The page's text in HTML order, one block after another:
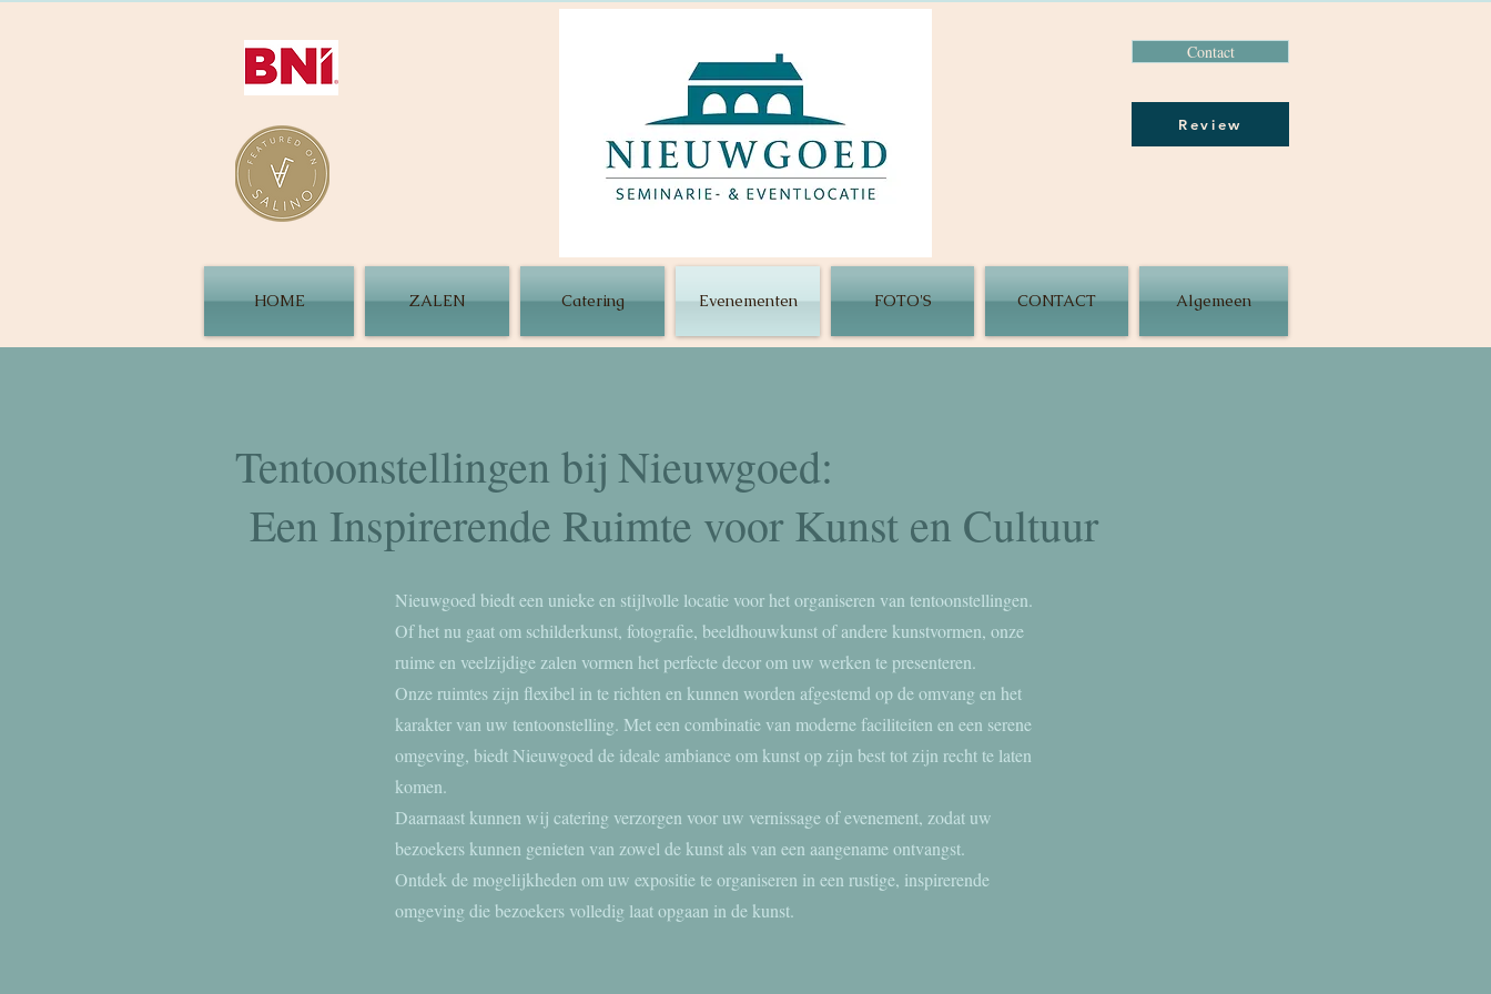
Contact
Review
HOME ZALEN Catering Evenementen FOTO'S CONTACT Algemeen
Tentoonstellingen bij Nieuwgoed:
Een Inspirerende Ruimte voor Kunst en Cultuur
Nieuwgoed biedt een unieke en stijlvolle locatie voor het organiseren van tentoonstellingen.
Of het nu gaat om schilderkunst, fotografie, beeldhouwkunst of andere kunstvormen, onze
ruime en veelzijdige zalen vormen het perfecte decor om uw werken te presenteren.
Onze ruimtes zijn flexibel in te richten en kunnen worden afgestemd op de omvang en het
karakter van uw tentoonstelling. Met een combinatie van moderne faciliteiten en een serene
omgeving, biedt Nieuwgoed de ideale ambiance om kunst op zijn best tot zijn recht te laten
komen.
Daarnaast kunnen wij catering verzorgen voor uw vernissage of evenement, zodat uw
bezoekers kunnen genieten van zowel de kunst als van een aangename ontvangst.
Ontdek de mogelijkheden om uw expositie te organiseren in een rustige, inspirerende
omgeving die bezoekers volledig laat opgaan in de kunst.